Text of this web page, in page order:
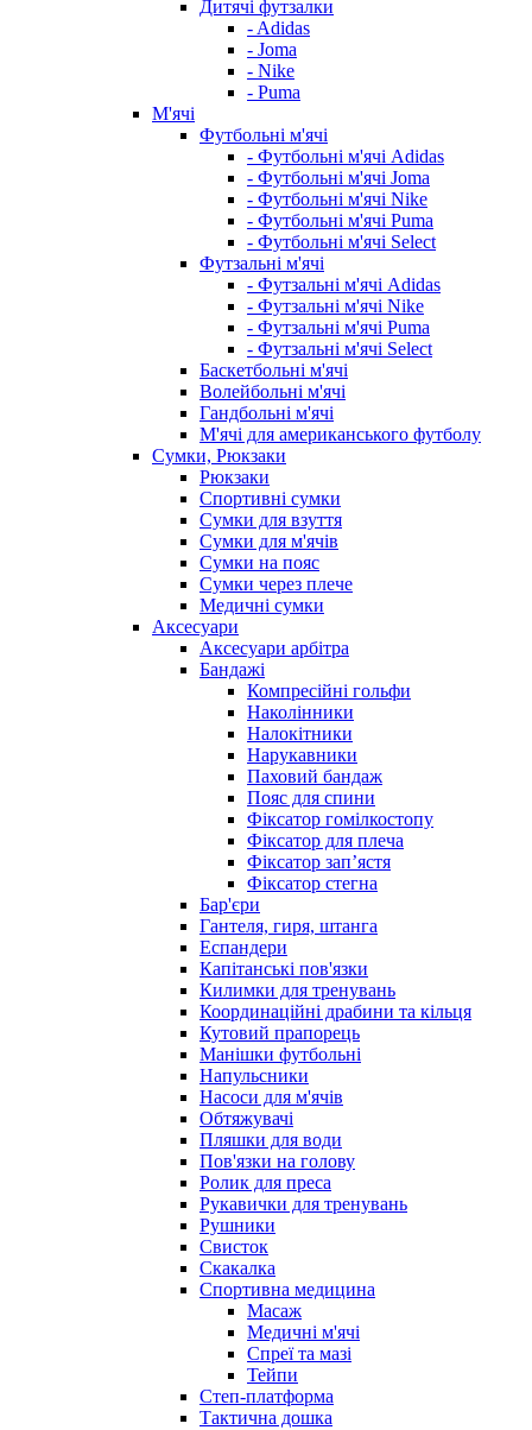
Дитячі футзалки
- Adidas
- Joma
- Nike
- Puma
М'ячі
Футбольні м'ячі
- Футбольні м'ячі Adidas
- Футбольні м'ячі Joma
- Футбольні м'ячі Nike
- Футбольні м'ячі Puma
- Футбольні м'ячі Select
Футзальні м'ячі
- Футзальні м'ячі Adidas
- Футзальні м'ячі Nike
- Футзальні м'ячі Puma
- Футзальні м'ячі Select
Баскетбольні м'ячі
Волейбольні м'ячі
Гандбольні м'ячі
М'ячі для американського футболу
Сумки, Рюкзаки
Рюкзаки
Спортивні сумки
Сумки для взуття
Сумки для м'ячів
Сумки на пояс
Сумки через плече
Медичні сумки
Аксесуари
Аксесуари арбітра
Бандажі
Компресійні гольфи
Наколінники
Налокітники
Нарукавники
Паховий бандаж
Пояс для спини
Фіксатор гомілкостопу
Фіксатор для плеча
Фіксатор запʼястя
Фіксатор стегна
Бар'єри
Гантеля, гиря, штанга
Еспандери
Капітанські пов'язки
Килимки для тренувань
Координаційні драбини та кільця
Кутовий прапорець
Манішки футбольні
Напульсники
Насоси для м'ячів
Обтяжувачі
Пляшки для води
Пов'язки на голову
Ролик для преса
Рукавички для тренувань
Рушники
Свисток
Скакалка
Спортивна медицина
Масаж
Медичні м'ячі
Спреї та мазі
Тейпи
Степ-платформа
Тактична дошка